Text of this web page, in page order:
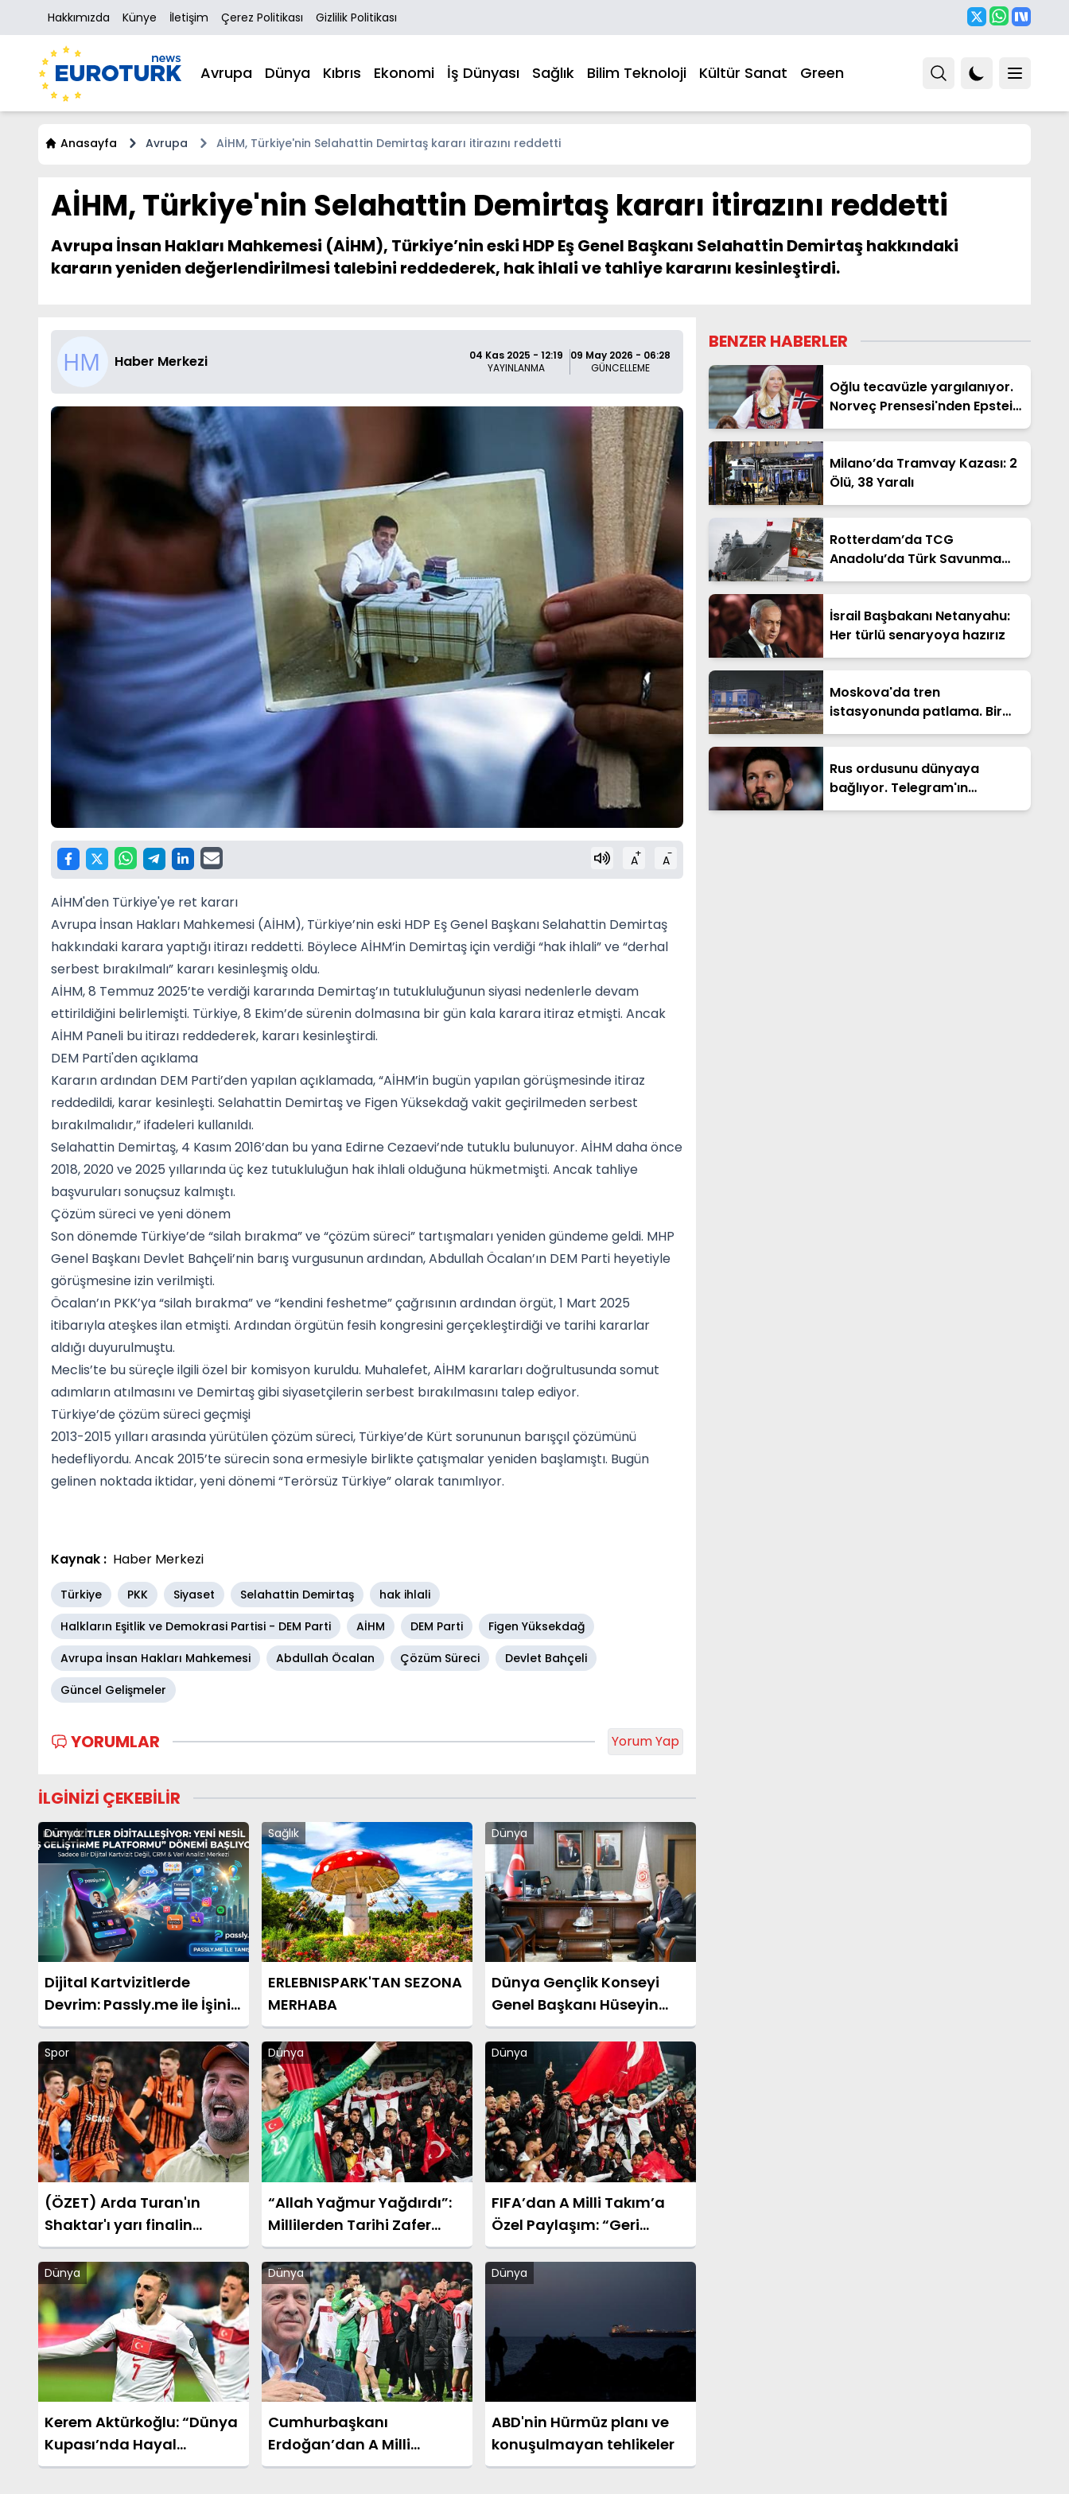
Hakkımızda Künye İletişim Çerez Politikası Gizlilik Politikası
Avrupa Dünya Kıbrıs Ekonomi İş Dünyası Sağlık Bilim Teknoloji Kültür Sanat Green
Anasayfa Avrupa AİHM, Türkiye'nin Selahattin Demirtaş kararı itirazını reddetti
AİHM, Türkiye'nin Selahattin Demirtaş kararı itirazını reddetti
Avrupa İnsan Hakları Mahkemesi (AİHM), Türkiye’nin eski HDP Eş Genel Başkanı Selahattin Demirtaş hakkındaki
kararın yeniden değerlendirilmesi talebini reddederek, hak ihlali ve tahliye kararını kesinleştirdi.
Haber Merkezi
04 Kas 2025 - 12:19
YAYINLANMA
09 May 2026 - 06:28
GÜNCELLEME
A+ A-
AİHM'den Türkiye'ye ret kararı
Avrupa İnsan Hakları Mahkemesi (AİHM), Türkiye’nin eski HDP Eş Genel Başkanı Selahattin Demirtaş
hakkındaki karara yaptığı itirazı reddetti. Böylece AİHM’in Demirtaş için verdiği “hak ihlali” ve “derhal
serbest bırakılmalı” kararı kesinleşmiş oldu.
AİHM, 8 Temmuz 2025’te verdiği kararında Demirtaş’ın tutukluluğunun siyasi nedenlerle devam
ettirildiğini belirlemişti. Türkiye, 8 Ekim’de sürenin dolmasına bir gün kala karara itiraz etmişti. Ancak
AİHM Paneli bu itirazı reddederek, kararı kesinleştirdi.
DEM Parti'den açıklama
Kararın ardından DEM Parti’den yapılan açıklamada, “AİHM’in bugün yapılan görüşmesinde itiraz
reddedildi, karar kesinleşti. Selahattin Demirtaş ve Figen Yüksekdağ vakit geçirilmeden serbest
bırakılmalıdır,” ifadeleri kullanıldı.
Selahattin Demirtaş, 4 Kasım 2016’dan bu yana Edirne Cezaevi’nde tutuklu bulunuyor. AİHM daha önce
2018, 2020 ve 2025 yıllarında üç kez tutukluluğun hak ihlali olduğuna hükmetmişti. Ancak tahliye
başvuruları sonuçsuz kalmıştı.
Çözüm süreci ve yeni dönem
Son dönemde Türkiye’de “silah bırakma” ve “çözüm süreci” tartışmaları yeniden gündeme geldi. MHP
Genel Başkanı Devlet Bahçeli’nin barış vurgusunun ardından, Abdullah Öcalan’ın DEM Parti heyetiyle
görüşmesine izin verilmişti.
Öcalan’ın PKK’ya “silah bırakma” ve “kendini feshetme” çağrısının ardından örgüt, 1 Mart 2025
itibarıyla ateşkes ilan etmişti. Ardından örgütün fesih kongresini gerçekleştirdiği ve tarihi kararlar
aldığı duyurulmuştu.
Meclis’te bu süreçle ilgili özel bir komisyon kuruldu. Muhalefet, AİHM kararları doğrultusunda somut
adımların atılmasını ve Demirtaş gibi siyasetçilerin serbest bırakılmasını talep ediyor.
Türkiye’de çözüm süreci geçmişi
2013-2015 yılları arasında yürütülen çözüm süreci, Türkiye’de Kürt sorununun barışçıl çözümünü
hedefliyordu. Ancak 2015’te sürecin sona ermesiyle birlikte çatışmalar yeniden başlamıştı. Bugün
gelinen noktada iktidar, yeni dönemi “Terörsüz Türkiye” olarak tanımlıyor.
Kaynak : Haber Merkezi
Türkiye PKK Siyaset Selahattin Demirtaş
hak ihlali
Halkların Eşitlik ve Demokrasi Partisi - DEM Parti
AİHM DEM Parti
Figen Yüksekdağ
Avrupa İnsan Hakları Mahkemesi
Abdullah Öcalan Çözüm Süreci
Devlet Bahçeli
Güncel Gelişmeler
YORUMLAR Yorum Yap
İLGİNİZİ ÇEKEBİLİR
Dünya
Dijital Kartvizitlerde
Devrim: Passly.me ile İşinizi
Tek Tıkla Büyütün
Sağlık
ERLEBNISPARK'TAN SEZONA
MERHABA
Dünya
Dünya Gençlik Konseyi
Genel Başkanı Hüseyin
Celep’ten Bakan
Yardımcısı Ahmet Aydın’a
Spor
(ÖZET) Arda Turan'ın
Shaktar'ı yarı finalin
kapılarını araladı! Shaktar
Donetsk - AZ Alkmaar
maçı sonucu: 3-0 (UEFA
Konferans Ligi)
Dünya
“Allah Yağmur Yağdırdı”:
Millilerden Tarihi Zafer
Sonrası Duygusal Sözler
Dünya
FIFA’dan A Milli Takım’a
Özel Paylaşım: “Geri
Döndüler”
Dünya
Kerem Aktürkoğlu: “Dünya
Kupası’nda Hayal
Kurduracağız”
Dünya
Cumhurbaşkanı
Erdoğan’dan A Milli
Takım’a Tebrik Mesajı
Dünya
ABD'nin Hürmüz planı ve
konuşulmayan tehlikeler
BENZER HABERLER
Oğlu tecavüzle yargılanıyor.
Norveç Prensesi'nden Epstein
itirafı
Milano’da Tramvay Kazası: 2
Ölü, 38 Yaralı
Rotterdam’da TCG
Anadolu’da Türk Savunma
Sanayi Fuarı
İsrail Başbakanı Netanyahu:
Her türlü senaryoya hazırız
Moskova'da tren
istasyonunda patlama. Bir
polis öldü
Rus ordusunu dünyaya
bağlıyor. Telegram'ın
kurucusuna ceza